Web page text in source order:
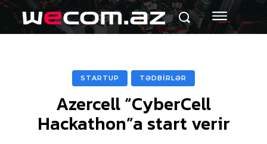
STARTUP TƏDBİRLƏR
Azercell “CyberCell
Hackathon”a start verir